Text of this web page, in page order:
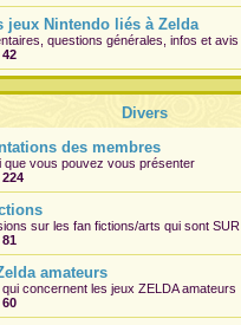
jeux Nintendo liés à Zelda
questions générales, infos et avis
42
Divers
des membres
que vous pouvez vous présenter
224
sur les fan fictions/arts qui sont SUR
81
amateurs
concernent les jeux ZELDA amateurs
60